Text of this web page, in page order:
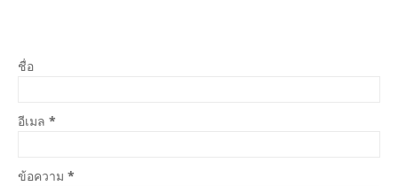
ชื่อ
อีเมล *
ข้อความ *